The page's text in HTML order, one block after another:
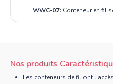
WWC-07:Conteneur en fil
Nos produits
Les conteneurs de fil ont